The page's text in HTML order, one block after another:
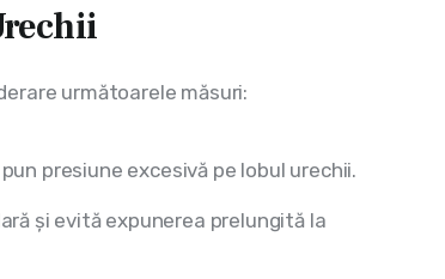
următoarele măsuri:
presiune excesivă pe lobul urechii.
și evită expunerea prelungită la